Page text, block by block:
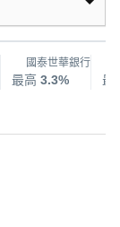
國泰世華銀行
最高 3.3% 最